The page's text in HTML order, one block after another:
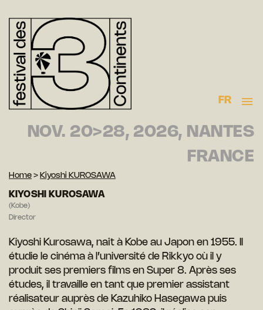
FR
NOV. 20>28, 2026, NANTES
FRANCE
Home > Kiyoshi KUROSAWA
KIYOSHI KUROSAWA
(Kobe)
Director
Kiyoshi Kurosawa, naît à Kobe au Japon en 1955. Il
étudie le cinéma à l’université de Rikkyo où il y
produit ses premiers films en Super 8. Après ses
études, il travaille en tant que premier assistant
réalisateur auprès de Kazuhiko Hasegawa puis